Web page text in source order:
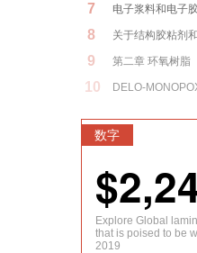
7 电子浆料和电子
8 关于结构胶粘剂
9 第二章 环氧树脂
10 DELO-
数字
Explore Global
that is poised to be
2019